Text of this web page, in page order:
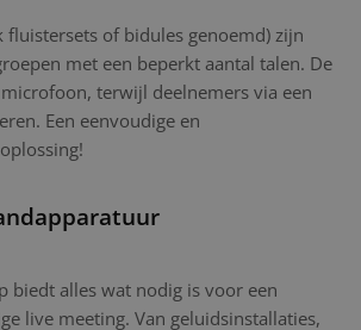
fluistersets of bidules genoemd) zijn
met een beperkt aantal talen. De
terwijl deelnemers via een
Een eenvoudige en
biedt alles wat nodig is voor een
live meeting. Van geluidsinstallaties,